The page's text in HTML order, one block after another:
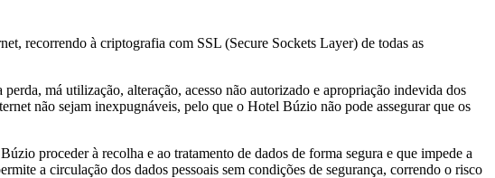
recorrendo à criptografia com SSL (Secure Sockets Layer) de todas as
má utilização, alteração, acesso não autorizado e apropriação indevida dos
não sejam inexpugnáveis, pelo que o Hotel Búzio não pode assegurar que os
proceder à recolha e ao tratamento de dados de forma segura e que impede a
a circulação dos dados pessoais sem condições de segurança, correndo o risco